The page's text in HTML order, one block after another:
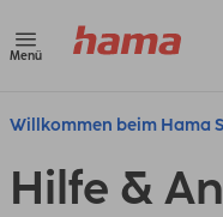
Menü
Willkommen beim Hama
Hilfe &